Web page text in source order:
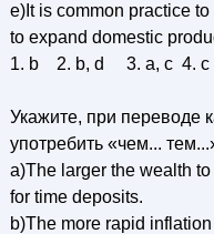
e)It is common practice
to expand domestic
1. b 2. b, d 3. a, c 4. c
Укажите, при переводе
употребить «чем...
a)The larger the wealth
for time deposits.
b)The more rapid